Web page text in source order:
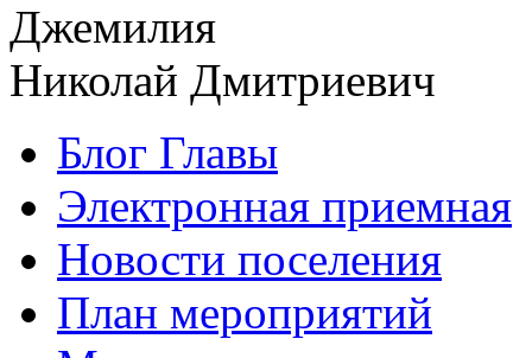
Джемилия
Николай Дмитриевич
Блог Главы
Электронная приемная
Новости поселения
План мероприятий